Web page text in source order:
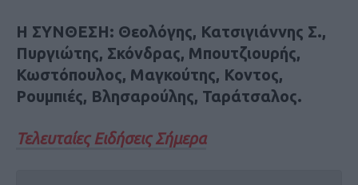
Η ΣΥΝΘΕΣΗ: Θεολόγης, Κατσιγιάννης Σ.,
Πυργιώτης, Σκόνδρας, Μπουτζιουρής,
Κωστόπουλος, Μαγκούτης, Κοντος,
Ρουμπιές, Βλησαρούλης, Ταράτσαλος.
Τελευταίες Ειδήσεις Σήμερα